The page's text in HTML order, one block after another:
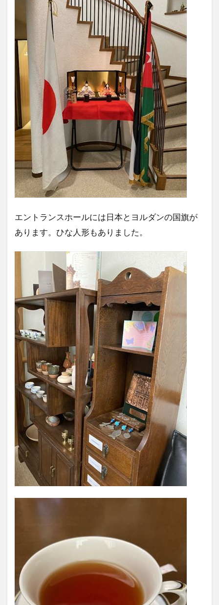
エントランスホールには日本とヨルダンの国旗が
あります。ひな人形もありました。